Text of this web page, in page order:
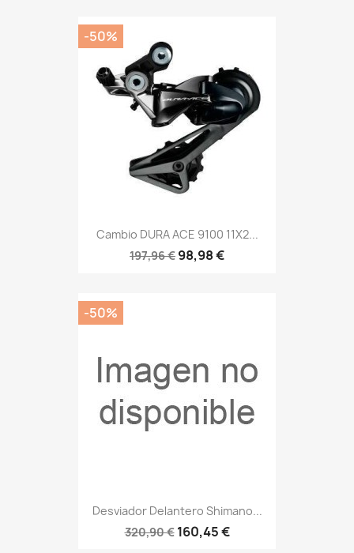
Cambio DURA ACE 9100 11X2...
197,96 € 98,98 €
-50%
Desviador Delantero Shimano...
320,90 € 160,45 €
-50%